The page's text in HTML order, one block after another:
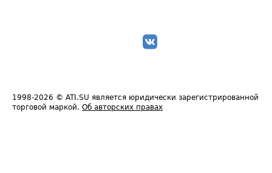
1998-2026 © ATI.SU является юридически зарегистрированной
торговой маркой. Об авторских правах